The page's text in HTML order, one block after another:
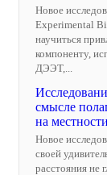
Новое
Experimental
научиться
компоненту,
ДЭЭТ,...
смысле
на
Новое
своей
расстояния не